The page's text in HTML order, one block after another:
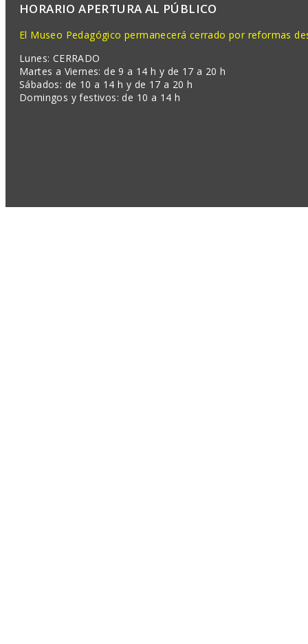
HORARIO APERTURA AL PÚBLICO
El Museo Pedagógico permanecerá cerrado por reformas
Lunes: CERRADO
Martes a Viernes: de 9 a 14 h y de 17 a 20 h
Sábados: de 10 a 14 h y de 17 a 20 h
Domingos y festivos: de 10 a 14 h